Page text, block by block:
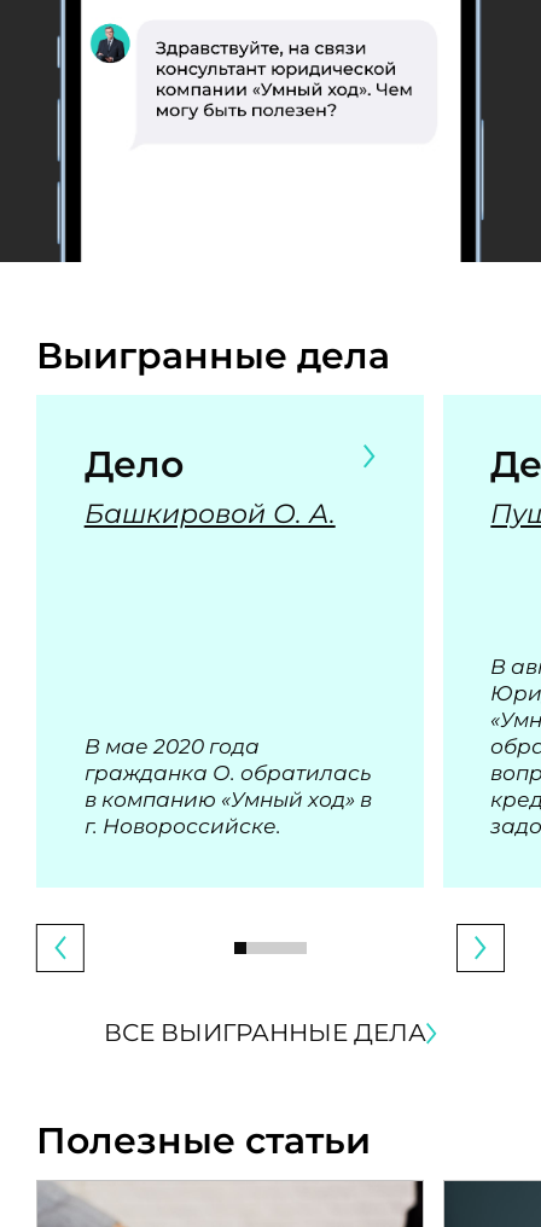
Выигранные дела
Дело
Башкировой О. А.
В мае 2020 года
гражданка О. обратилась
в компанию «Умный ход» в
г. Новороссийске.
В
ВСЕ ВЫИГРАННЫЕ ДЕЛА
Полезные статьи